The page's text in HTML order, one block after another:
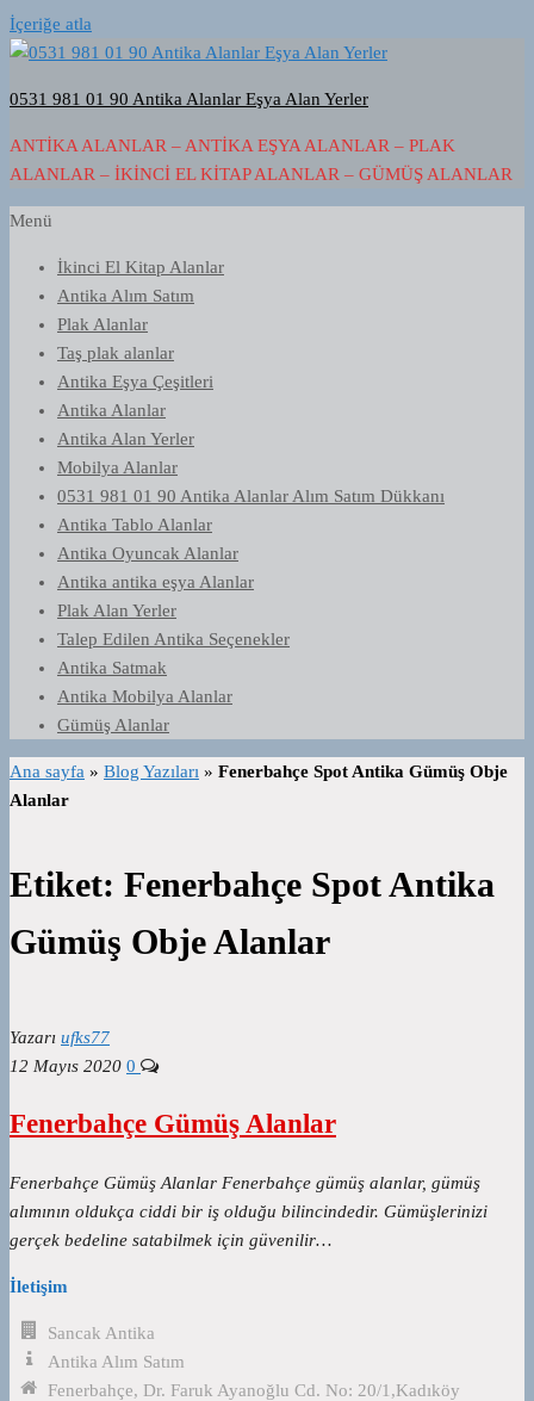
İçeriğe atla
0531 981 01 90 Antika Alanlar Eşya Alan Yerler
ANTIKA ALANLAR – ANTIKA EŞYA ALANLAR – PLAK
ALANLAR – İKINCI EL KITAP ALANLAR – GÜMÜŞ ALANLAR
Menü
İkinci El Kitap Alanlar
Antika Alım Satım
Plak Alanlar
Taş plak alanlar
Antika Eşya Çeşitleri
Antika Alanlar
Antika Alan Yerler
Mobilya Alanlar
0531 981 01 90 Antika Alanlar Alım Satım Dükkanı
Antika Tablo Alanlar
Antika Oyuncak Alanlar
Antika antika eşya Alanlar
Plak Alan Yerler
Talep Edilen Antika Seçenekler
Antika Satmak
Antika Mobilya Alanlar
Gümüş Alanlar
Ana sayfa » Blog Yazıları » Fenerbahçe Spot Antika Gümüş Obje
Alanlar
Etiket: Fenerbahçe Spot Antika
Gümüş Obje Alanlar
Yazarı ufks77
12 Mayıs 2020 0
Fenerbahçe Gümüş Alanlar
Fenerbahçe Gümüş Alanlar Fenerbahçe gümüş alanlar, gümüş
alımının oldukça ciddi bir iş olduğu bilincindedir. Gümüşlerinizi
gerçek bedeline satabilmek için güvenilir…
İletişim
Sancak Antika
Antika Alım Satım
Fenerbahçe, Dr. Faruk Ayanoğlu Cd. No: 20/1,Kadıköy